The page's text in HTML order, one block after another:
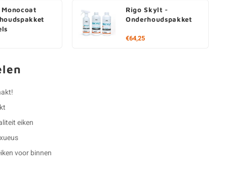
Monocoat
Rigo Skylt -
Onderhoudspakket
€64,25
eiken
voor binnen